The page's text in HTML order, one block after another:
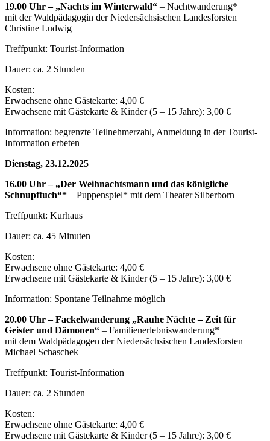
19.00 Uhr – „Nachts im Winterwald“ – Nachtwanderung*
mit der Waldpädagogin der Niedersächsischen Landesforsten
Christine Ludwig
Treffpunkt: Tourist-Information
Dauer: ca. 2 Stunden
Kosten:
Erwachsene ohne Gästekarte: 4,00 €
Erwachsene mit Gästekarte & Kinder (5 – 15 Jahre): 3,00 €
Information: begrenzte Teilnehmerzahl, Anmeldung in der Tourist-
Information erbeten
Dienstag, 23.12.2025
16.00 Uhr – „Der Weihnachtsmann und das königliche
Schnupftuch“* – Puppenspiel* mit dem Theater Silberborn
Treffpunkt: Kurhaus
Dauer: ca. 45 Minuten
Kosten:
Erwachsene ohne Gästekarte: 4,00 €
Erwachsene mit Gästekarte & Kinder (5 – 15 Jahre): 3,00 €
Information: Spontane Teilnahme möglich
20.00 Uhr – Fackelwanderung „Rauhe Nächte – Zeit für
Geister und Dämonen“ – Familienerlebniswanderung*
mit dem Waldpädagogen der Niedersächsischen Landesforsten
Michael Schaschek
Treffpunkt: Tourist-Information
Dauer: ca. 2 Stunden
Kosten:
Erwachsene ohne Gästekarte: 4,00 €
Erwachsene mit Gästekarte & Kinder (5 – 15 Jahre): 3,00 €